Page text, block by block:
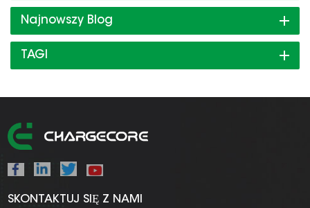
Najnowszy Blog
TAGI
SKONTAKTUJ SIĘ Z NAMI